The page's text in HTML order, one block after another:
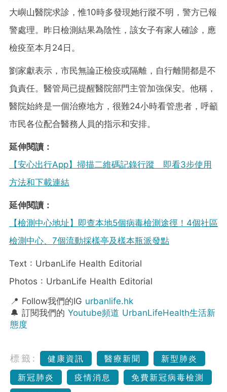
大嶼山醫院求診，惟10時多發現她行蹤不明，警方已報
警處理。昨日檢測結果為陰性，該女子有家人確診，應
檢疫至本月24日。
劉家獻表示，市民無論正檢疫或隔離，自行離開都是不
負責任。醫管局已提醒醫院部門主管加強保安。他稱，
醫院始終是一個治療地方，很難24小時看管患者，呼籲
市民各位配合醫務人員的指示和安排。
延伸閱讀：
【安心出行App】掃描二維碼記錄行蹤 即看3步使用
方法和下載連結
延伸閱讀：
【檢測中心地址】即查本地5個病毒檢測途徑！4個社區
檢測中心、7個流動採樣亭及樣本瓶派發點
Text : UrbanLife Health Editorial
Photos : UrbanLife Health Editorial
📍 Follow我們的IG urbanlife.hk
🔔 訂閱我們的 Youtube頻道 UrbanLifeHealth生活新
態度
標籤: 健康資訊 醫療新聞
新型肺炎
新冠肺炎
疫情消息
免費新冠病毒檢測